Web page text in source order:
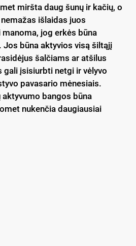
miršta daug šunų ir kačių, o
išlaidas juos
jog erkės būna
būna aktyvios visą šiltąjį
šalčiams ar atšilus
gali įsisiurbti netgi ir vėlyvo
pavasario mėnesiais.
bangos būna
nukenčia daugiausiai